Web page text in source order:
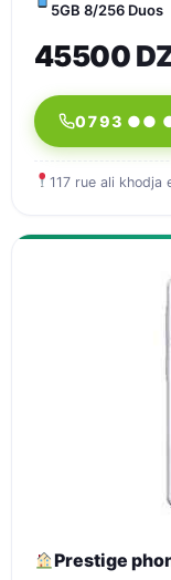
5GB 8/256 Duos
45500
0793 ●●
117 rue ali khodja
Prestige